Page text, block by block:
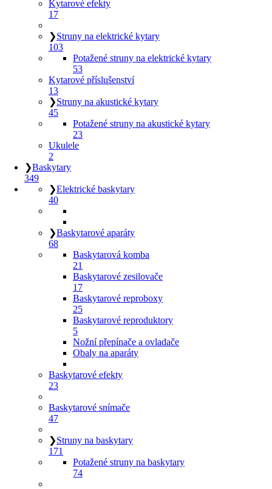
Kytarové efekty
17
❯Struny na elektrické kytary
103
Potažené struny na elektrické kytary
53
Kytarové příslušenství
13
❯Struny na akustické kytary
45
Potažené struny na akustické kytary
23
Ukulele
2
❯Baskytary
349
❯Elektrické baskytary
40
❯Baskytarové aparáty
68
Baskytarová komba
21
Baskytarové zesilovače
17
Baskytarové reproboxy
25
Baskytarové reproduktory
5
Nožní přepínače a ovladače
Obaly na aparáty
Baskytarové efekty
23
Baskytarové snímače
47
❯Struny na baskytary
171
Potažené struny na baskytary
74